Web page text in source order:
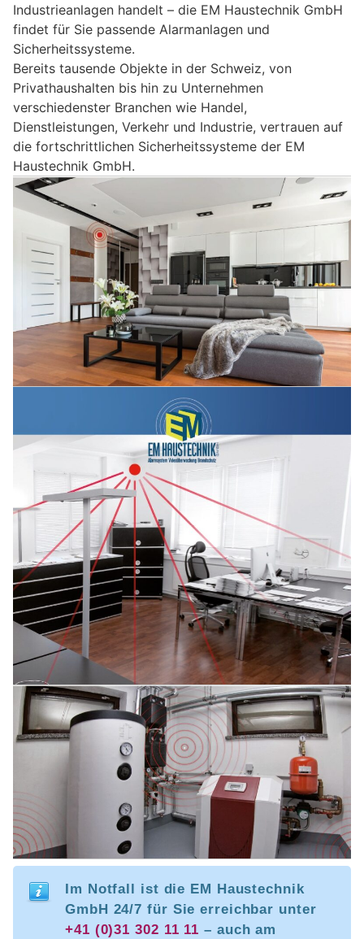
Industrieanlagen handelt – die EM Haustechnik GmbH
findet für Sie passende Alarmanlagen und
Sicherheitssysteme.
Bereits tausende Objekte in der Schweiz, von
Privathaushalten bis hin zu Unternehmen
verschiedenster Branchen wie Handel,
Dienstleistungen, Verkehr und Industrie, vertrauen auf
die fortschrittlichen Sicherheitssysteme der EM
Haustechnik GmbH.
Im Notfall ist die EM Haustechnik
GmbH 24/7 für Sie erreichbar unter
+41 (0)31 302 11 11 – auch am